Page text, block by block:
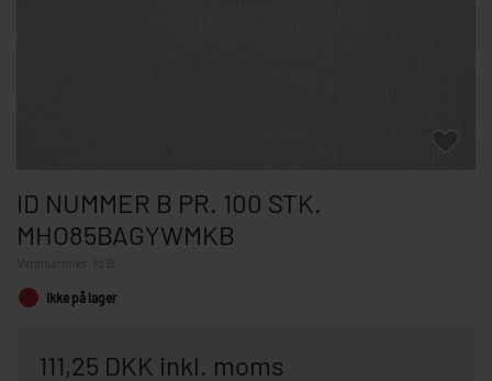
ID NUMMER B PR. 100 STK.
MHO85BAGYWMKB
Ikke på lager
111,25 DKK inkl. moms